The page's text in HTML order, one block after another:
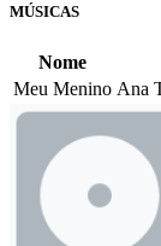
MÚSICAS
Nome
Meu Menino Ana